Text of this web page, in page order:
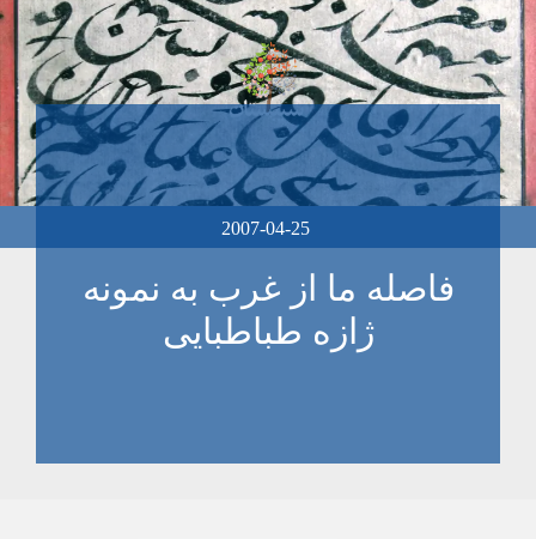
2007-04-25
فاصله ما از غرب به نمونه
ژازه طباطبايی